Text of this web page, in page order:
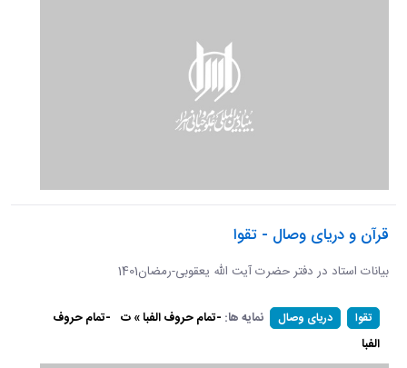
قرآن و دریای وصال - تقوا
بیانات استاد در دفتر حضرت آیت الله یعقوبی-رمضان1401
تقوا دریای وصال نمایه ها: -تمام حروف الفبا » ت -تمام حروف
الفبا